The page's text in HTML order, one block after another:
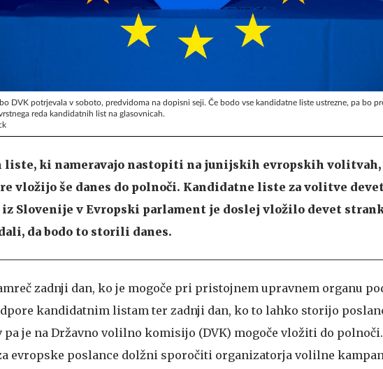
DVK potrjevala v soboto, predvidoma na dopisni seji. Če bodo vse kandidatne liste ustrezne, pa bo
reda kandidatnih list na glasovnicah.
liste, ki nameravajo nastopiti na junijskih evropskih
vložijo še danes do polnoči. Kandidatne liste za volitve
iz Slovenije v Evropski parlament je doslej vložilo devet
da bodo to storili danes.
zadnji dan, ko je mogoče pri pristojnem upravnem organu
kandidatnim listam ter zadnji dan, ko to lahko storijo
pa je na Državno volilno komisijo (DVK) mogoče vložiti do
evropske poslance dolžni sporočiti organizatorja volilne